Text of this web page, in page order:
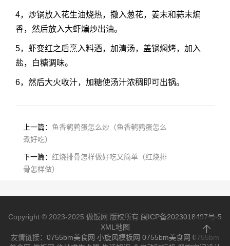
4，炒锅放入花生油烧热，撒入葱花，姜末和蒜末煸
香，然后放入大虾煸炒出油。
5，虾变红之后烹入料酒，加清汤，盖锅焖烤，加入
盐，白糖调味。
6，然后大火收汁，加糖使汤汁浓稠即可出锅。
上一篇： 鱼香鹌鹑蛋怎么炒（鱼香鹌鹑蛋怎么
煮好吃）
下一篇： 红烧排骨怎样做好吃又简单（红烧排
骨怎样做）
Copyright © 2023-2025 做饭网 版权所有 闽ICP备2023018497号-5
XML地图
友情链接： 0755bm美食网 小旋风模板网 0755bm美食网 0755bm